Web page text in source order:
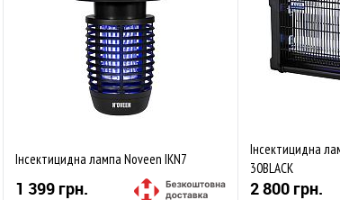
Інсектицидна лампа Noveen IKN7
1 399 грн.
Інсектицидна
30BLACK
2 800 грн.